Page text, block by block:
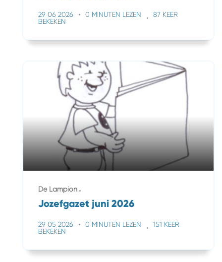
29 06 2026 0 MINUTEN LEZEN
87 KEER
BEKEKEN
De Lampion
Jozefgazet juni 2026
29 05 2026 0 MINUTEN LEZEN
151 KEER
BEKEKEN